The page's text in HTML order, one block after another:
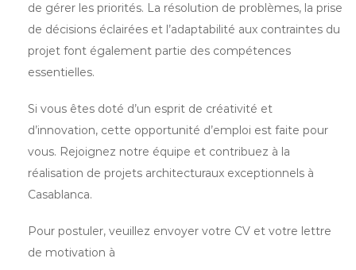
de gérer les priorités. La résolution de problèmes, la prise
de décisions éclairées et l’adaptabilité aux contraintes du
projet font également partie des compétences
essentielles.
Si vous êtes doté d’un esprit de créativité et
d’innovation, cette opportunité d’emploi est faite pour
vous. Rejoignez notre équipe et contribuez à la
réalisation de projets architecturaux exceptionnels à
Casablanca.
Pour postuler, veuillez envoyer votre CV et votre lettre
de motivation à